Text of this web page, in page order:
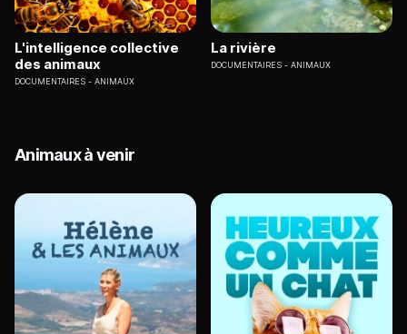
L'intelligence collective
des animaux
DOCUMENTAIRES ANIMAUX
La rivière
DOCUMENTAIRES ANIMAUX
Animaux à venir